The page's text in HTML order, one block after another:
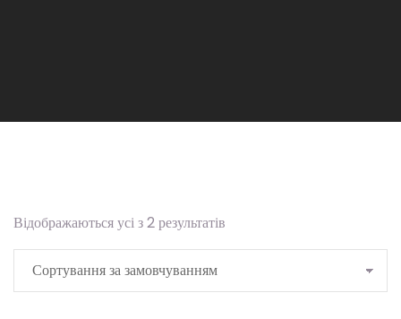
Відображаються усі з 2 результатів
Add to Add to